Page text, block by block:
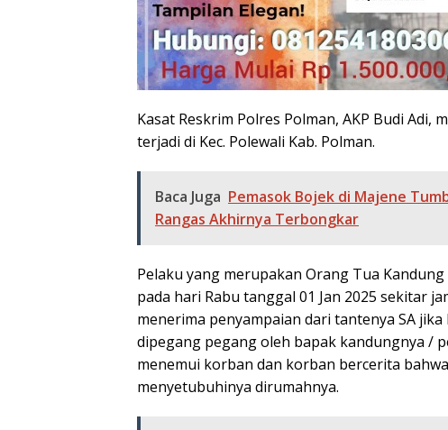
Kasat Reskrim Polres Polman, AKP Budi
terjadi di Kec. Polewali Kab. Polman.
Baca Juga Pemasok Bojek di Majene
Rangas Akhirnya Terbongkar
Pelaku yang merupakan Orang Tua
pada hari Rabu tanggal 01 Jan 2025 sekitar
menerima penyampaian dari tantenya SA
dipegang pegang oleh bapak kandungnya /
menemui korban dan korban bercerita
menyetubuhinya dirumahnya.